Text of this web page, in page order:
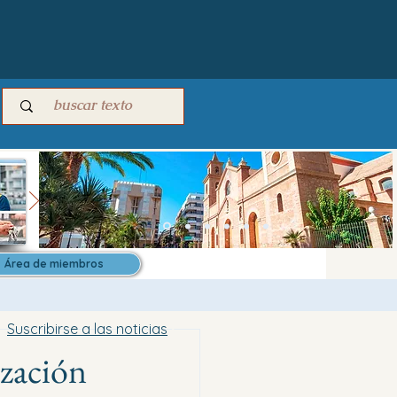
Área de miembros
Suscribirse a las noticias